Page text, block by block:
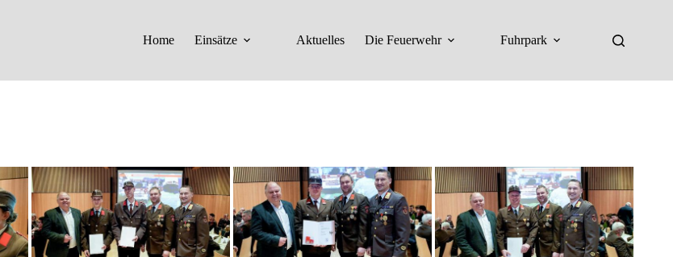
Home Einsätze Aktuelles Die Feuerwehr Fuhrpark